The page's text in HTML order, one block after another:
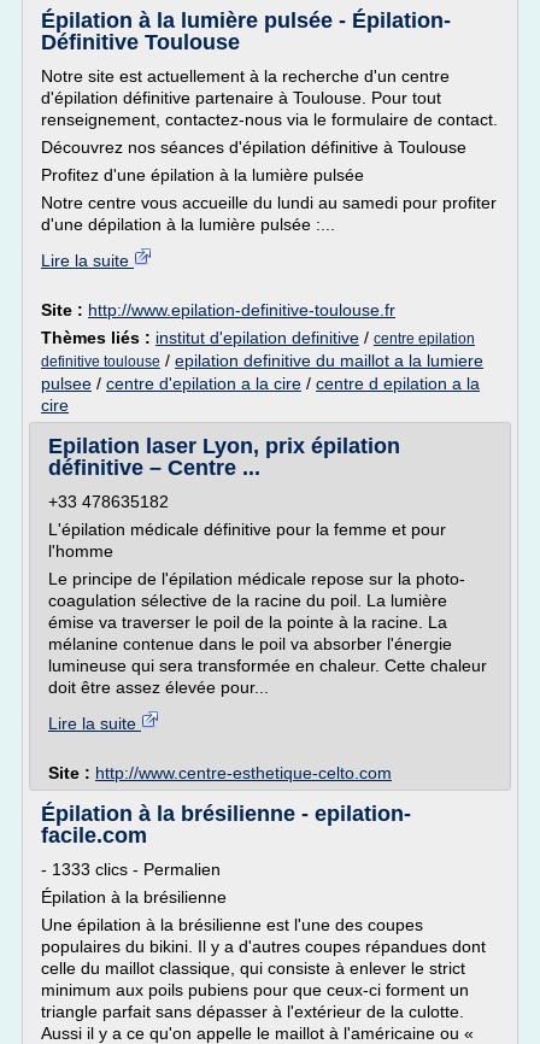
Épilation à la lumière pulsée - Épilation-
Définitive Toulouse
Notre site est actuellement à la recherche d'un centre
d'épilation définitive partenaire à Toulouse. Pour tout
renseignement, contactez-nous via le formulaire de contact.
Découvrez nos séances d'épilation définitive à Toulouse
Profitez d'une épilation à la lumière pulsée
Notre centre vous accueille du lundi au samedi pour profiter
d'une dépilation à la lumière pulsée :...
Lire la suite
Site : http://www.epilation-definitive-toulouse.fr
Thèmes liés : institut d'epilation definitive / centre epilation
definitive toulouse / epilation definitive du maillot a la lumiere
pulsee / centre d'epilation a la cire / centre d epilation a la
cire
Epilation laser Lyon, prix épilation
définitive – Centre ...
+33 478635182
L'épilation médicale définitive pour la femme et pour
l'homme
Le principe de l'épilation médicale repose sur la photo-
coagulation sélective de la racine du poil. La lumière
émise va traverser le poil de la pointe à la racine. La
mélanine contenue dans le poil va absorber l'énergie
lumineuse qui sera transformée en chaleur. Cette chaleur
doit être assez élevée pour...
Lire la suite
Site : http://www.centre-esthetique-celto.com
Épilation à la brésilienne - epilation-
facile.com
- 1333 clics - Permalien
Épilation à la brésilienne
Une épilation à la brésilienne est l'une des coupes
populaires du bikini. Il y a d'autres coupes répandues dont
celle du maillot classique, qui consiste à enlever le strict
minimum aux poils pubiens pour que ceux-ci forment un
triangle parfait sans dépasser à l'extérieur de la culotte.
Aussi il y a ce qu'on appelle le maillot à l'américaine ou «